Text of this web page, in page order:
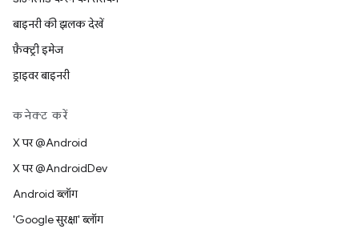
बाइनरी की झलक देखें
फ़ैक्ट्री इमेज
ड्राइवर बाइनरी
कनेक्ट करें
X पर @Android
X पर @AndroidDev
Android ब्लॉग
'Google सुरक्षा' ब्लॉग